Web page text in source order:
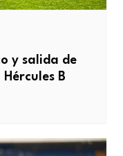
y salida de
B